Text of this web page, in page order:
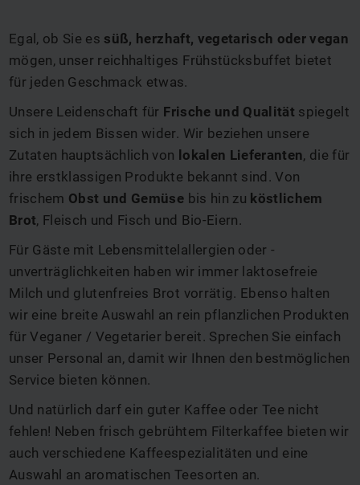
Egal, ob Sie es süß, herzhaft, vegetarisch oder vegan
mögen, unser reichhaltiges Frühstücksbuffet bietet
für jeden Geschmack etwas.
Unsere Leidenschaft für Frische und Qualität spiegelt
sich in jedem Bissen wider. Wir beziehen unsere
Zutaten hauptsächlich von lokalen Lieferanten, die für
ihre erstklassigen Produkte bekannt sind. Von
frischem Obst und Gemüse bis hin zu köstlichem
Brot, Fleisch und Fisch und Bio-Eiern.
Für Gäste mit Lebensmittelallergien oder -
unverträglichkeiten haben wir immer laktosefreie
Milch und glutenfreies Brot vorrätig. Ebenso halten
wir eine breite Auswahl an rein pflanzlichen Produkten
für Veganer / Vegetarier bereit. Sprechen Sie einfach
unser Personal an, damit wir Ihnen den bestmöglichen
Service bieten können.
Und natürlich darf ein guter Kaffee oder Tee nicht
fehlen! Neben frisch gebrühtem Filterkaffee bieten wir
auch verschiedene Kaffeespezialitäten und eine
Auswahl an aromatischen Teesorten an.